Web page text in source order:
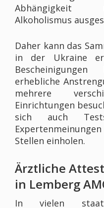
Abhängigkeit
Alkoholismus
Daher kann das
in der Ukraine
erhebliche
mehrere
Einrichtungen
sich auch
Stellen einholen.
Ärztliche
in Lemberg
In vielen